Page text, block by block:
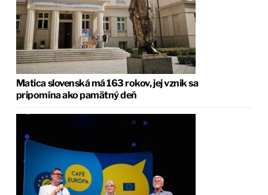
Matica slovenská má 163 rokov, jej vznik sa
pripomína ako pamätný deň